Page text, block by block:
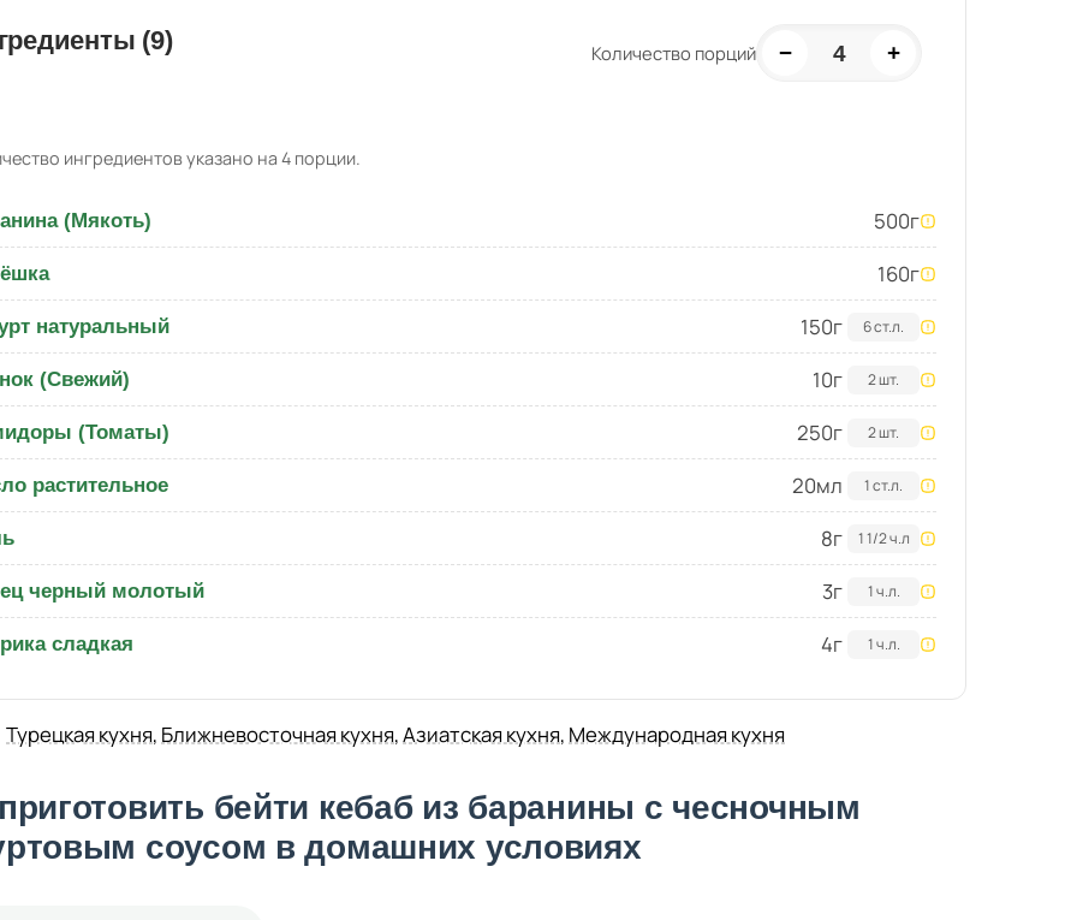
(9) Количество порций − 4 +
ингредиентов указано на 4 порции.
(Мякоть) 500г
160г
натуральный 150г 6 ст.л.
(Свежий) 10г 2 шт.
(Томаты) 250г 2 шт.
растительное 20мл 1 ст.л.
8г 1 1/2 ч.л
черный молотый 3г 1 ч.л.
сладкая 4г 1 ч.л.
Турецкая кухня, Ближневосточная кухня,Азиатская кухня, Международная кухня
бейти кебаб из баранины с чесночным
соусом в домашних условиях